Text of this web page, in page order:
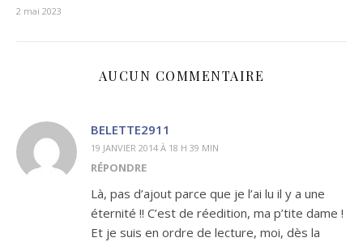
2 mai 2023
AUCUN COMMENTAIRE
BELETTE2911
19 JANVIER 2014 À 18 H 39 MIN
RÉPONDRE
Là, pas d’ajout parce que je l’ai lu il y a une
éternité !! C’est de réedition, ma p’tite dame !
Et je suis en ordre de lecture, moi, dès la